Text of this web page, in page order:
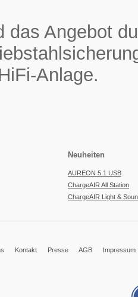
das Angebot
Anlage.
Neuheiten
AUREON 5.1 USB
ChargeAIR All Station
ChargeAIR Light &
Kontakt Presse AGB Impressum